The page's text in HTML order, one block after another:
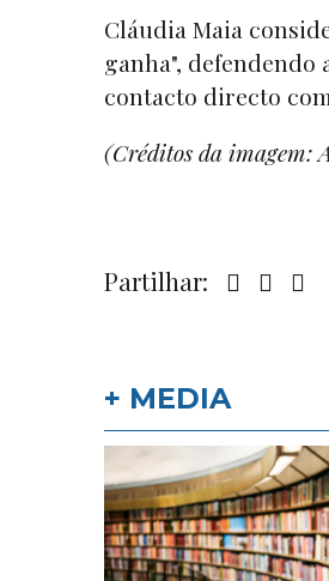
Cláudia Maia
ganha",
contacto directo
(Créditos da imagem:
Partilhar:
+ MEDIA